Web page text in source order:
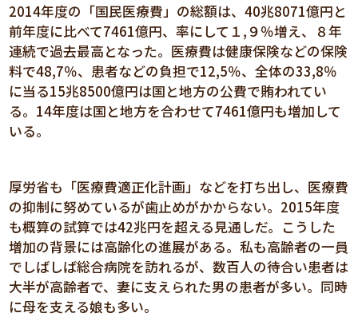
2014年度の「国民医療費」の総額は、40兆8071億円と
前年度に比べて7461億円、率にして１,９％増え、８年
連続で過去最高となった。医療費は健康保険などの保険
料で48,7％、患者などの負担で12,5％、全体の33,8％
に当る15兆8500億円は国と地方の公費で賄われてい
る。14年度は国と地方を合わせて7461億円も増加して
いる。
厚労省も「医療費適正化計画」などを打ち出し、医療費
の抑制に努めているが歯止めがかからない。2015年度
も概算の試算では42兆円を超える見通しだ。こうした
増加の背景には高齢化の進展がある。私も高齢者の一員
でしばしば総合病院を訪れるが、数百人の待合い患者は
大半が高齢者で、妻に支えられた男の患者が多い。同時
に母を支える娘も多い。